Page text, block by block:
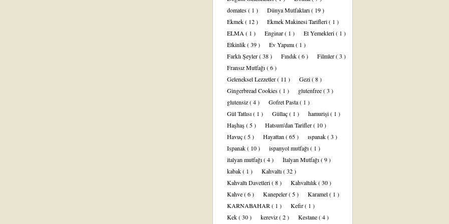
domates( 1 ) Dünya Mutfakları( 19 )
Ekmek( 12 ) Ekmek Makinesi Tarifleri( 1 )
ELMA ( 1 ) Enginar( 1 ) Et Yemekleri( 1 )
Etkinlik( 39 ) Ev Yapımı( 1 )
Farklı Şeyler( 38 ) Fındık( 6 ) Filmler( 3 )
Fransız Mutfağı( 6 )
Geleneksel Lezzetler( 11 ) Gezi( 8 )
Gingerbread Cookies( 1 ) glutenfree( 3 )
glutensiz( 4 ) Gofret Pasta( 1 )
Gül Tatlısı( 1 ) Güllaç( 1 ) hamurişi( 1 )
Haşhaş( 5 ) Hatsum'dan Tarifler( 10 )
Havuç( 5 ) Hayattan ( 65 ) ıspanak( 3 )
Ispanak( 10 ) ispanyol mutfağı( 1 )
italyan mutfağı( 4 ) İtalyan Mutfağı( 9 )
kabak( 1 ) Kahvaltı( 32 )
Kahvaltı Davetleri( 8 ) Kahvaltılık( 30 )
Kahve( 6 ) Kanepeler( 5 ) Karamel( 1 )
KARNABAHAR ( 1 ) Kefir( 1 )
Kek( 30 ) kereviz( 2 ) Kestane( 4 )